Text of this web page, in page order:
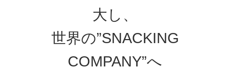
大し、
世界の”SNACKING
COMPANY”へ